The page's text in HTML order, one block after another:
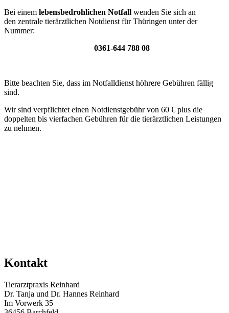
Bei einem lebensbedrohlichen Notfall wenden Sie sich an
den zentrale tierärztlichen Notdienst für Thüringen unter der
Nummer:
0361-644 788 08
Bitte beachten Sie, dass im Notfalldienst höhrere Gebühren fällig
sind.
Wir sind verpflichtet einen Notdienstgebühr von 60 € plus die
doppelten bis vierfachen Gebühren für die tierärztlichen Leistungen
zu nehmen.
Kontakt
Tierarztpraxis Reinhard
Dr. Tanja und Dr. Hannes Reinhard
Im Vorwerk 35